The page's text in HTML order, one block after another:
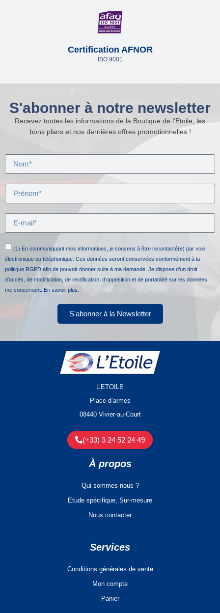
Certification AFNOR
ISO 9001
S'abonner à notre newsletter
Recevez toutes les informations de la Boutique de l’Etoile, les
bons plans et nos dernières offres promotionnelles !
(1) En communiquant mes informations, je consens à être recontacté(e) par voie
électronique ou téléphonique. Ces données seront conservées conformément à la
politique RGPD afin de pouvoir donner suite à ma demande. Je dispose d’un droit
d’accès, de modification, de rectification, d’opposition et de portabilité sur les données
me concernant. En savoir plus.
S'abonner à la Newsletter
L’ETOILE
Place d’armes
08440 Vivier-au-Court
(+33) 3 24 52 24 49
À propos
Qui sommes nous ?
Etude spécifique, Sur-mesure
Nous contacter
Services
Conditions générales de vente
Mon compte
Panier